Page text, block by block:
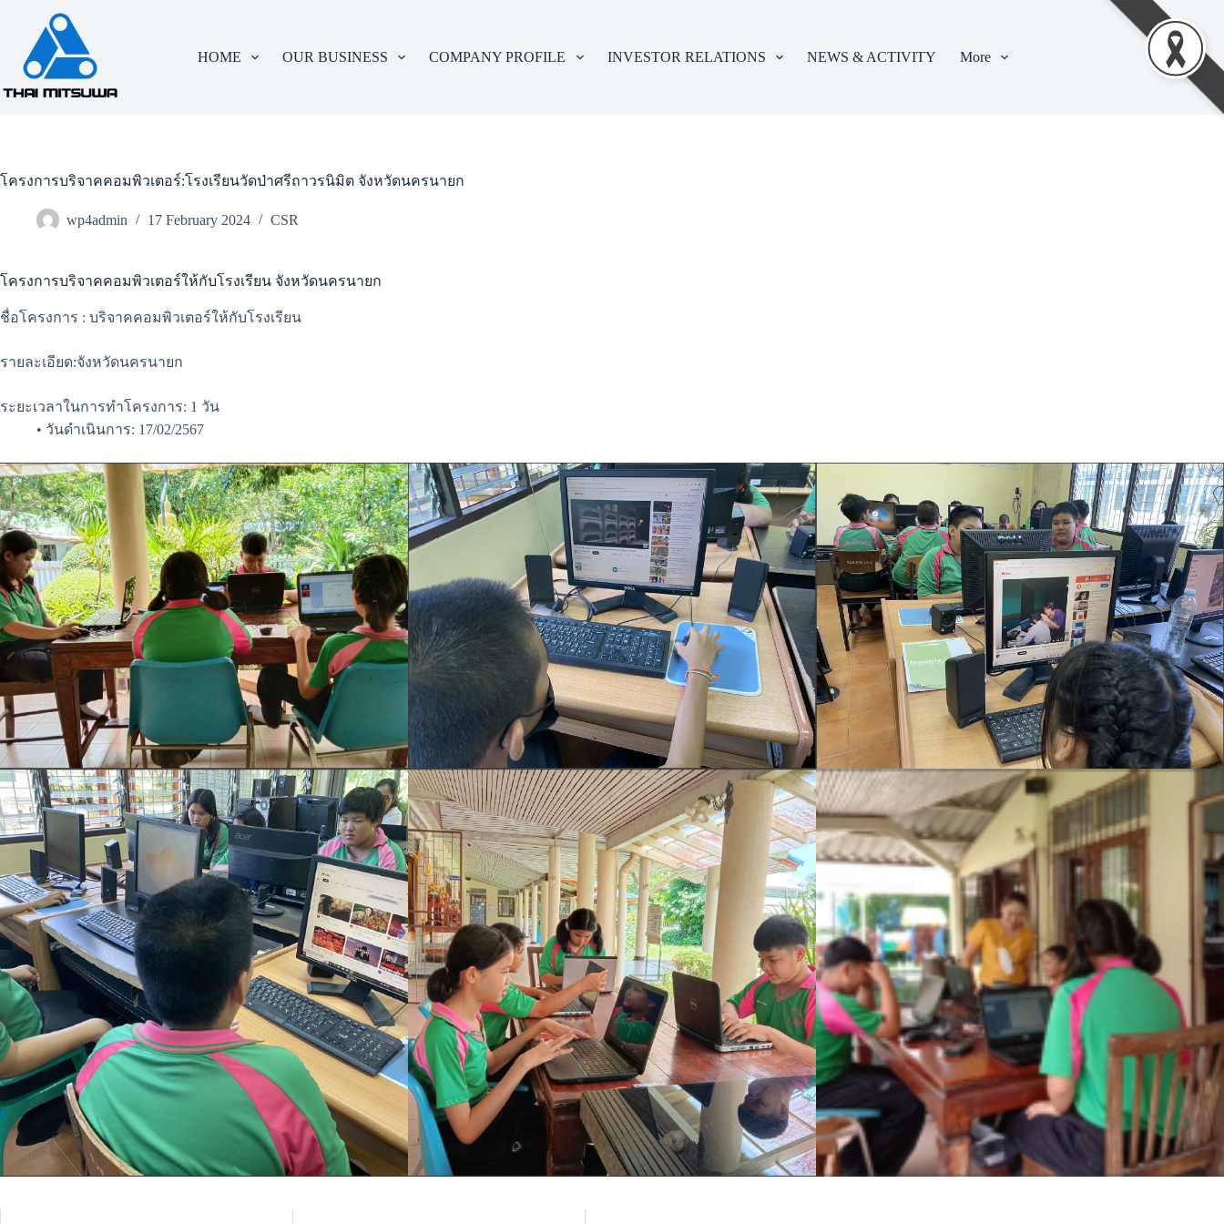
HOME OUR BUSINESS COMPANY PROFILE INVESTOR RELATIONS NEWS & ACTIVITY More
โครงการบริจาคคอมพิวเตอร์:โรงเรียนวัดป่าศรีถาวรนิมิต จังหวัดนครนายก
wp4admin 17 February 2024 CSR
โครงการบริจาคคอมพิวเตอร์ให้กับโรงเรียน จังหวัดนครนายก
ชื่อโครงการ : บริจาคคอมพิวเตอร์ให้กับโรงเรียน
รายละเอียด:จังหวัดนครนายก
ระยะเวลาในการทำโครงการ: 1 วัน
• วันดำเนินการ: 17/02/2567